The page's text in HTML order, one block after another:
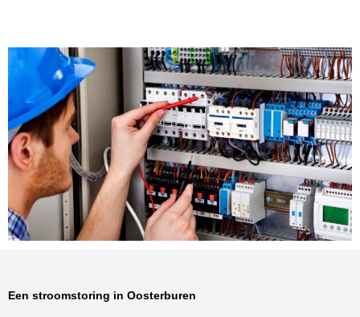
Een stroomstoring in Oosterburen